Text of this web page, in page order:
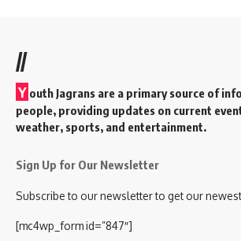
//
Y outh Jagrans are a primary source of
people, providing updates on current
weather, sports, and entertainment.
Sign Up for Our Newsletter
Subscribe to our newsletter to get our
[mc4wp_form id=”847″]